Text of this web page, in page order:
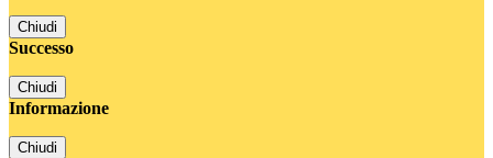
Chiudi
Successo
Chiudi
Informazione
Chiudi